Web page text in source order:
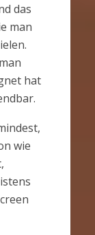
das
man
hat
wie